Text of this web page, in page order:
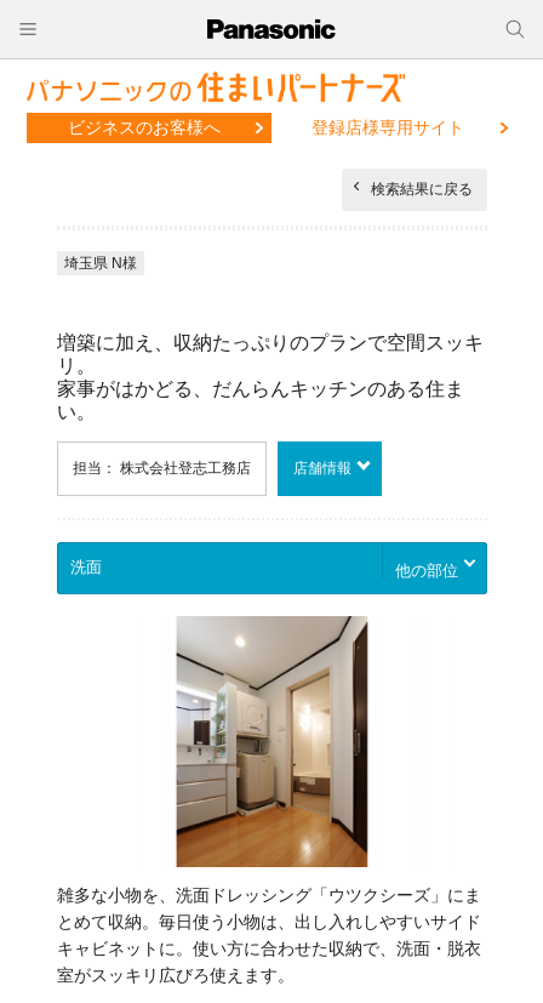
ビジネスのお客様へ 登録店様専用サイト
検索結果に戻る
埼玉県 N様
増築に加え、収納たっぷりのプランで空間スッキ
リ。
家事がはかどる、だんらんキッチンのある住ま
い。
担当： 株式会社登志工務店 店舗情報
他の部位
雑多な小物を、洗面ドレッシング「ウツクシーズ」にま
とめて収納。毎日使う小物は、出し入れしやすいサイド
キャビネットに。使い方に合わせた収納で、洗面・脱衣
室がスッキリ広びろ使えます。